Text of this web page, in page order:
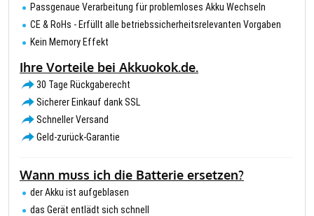
Passgenaue Verarbeitung für problemloses Akku Wechseln
CE & RoHs - Erfüllt alle betriebssicherheitsrelevanten Vorgaben
Kein Memory Effekt
Ihre Vorteile bei Akkuokok.de.
30 Tage Rückgaberecht
Sicherer Einkauf dank SSL
Schneller Versand
Geld-zurück-Garantie
Wann muss ich die Batterie ersetzen?
der Akku ist aufgeblasen
das Gerät entlädt sich schnell